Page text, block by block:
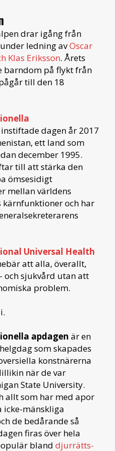
drar igång från
ledning avOscar
Klas Eriksson. Årets
barndom på flykt från
till den 18
instiftade dagen år 2017
ett land som
december 1995.
till att stärka den
ömsesidigt
mellan världens
kärnfunktioner och har
Universal Health
att alla, överallt,
och sjukvård utan att
problem.
apdagen är en
som skapades
konstnärerna
när de var
State University.
allt som har med apor
icke-mänskliga
de bedårande så
firas över hela
bland djurrätts-